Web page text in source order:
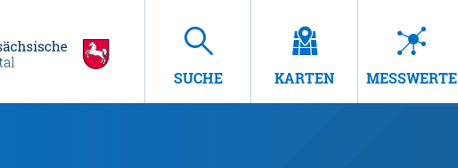
SUCHE KARTEN MESSWERTE